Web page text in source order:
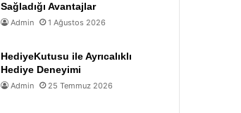
Sağladığı Avantajlar
Admin 1 Ağustos 2026
HediyeKutusu ile Ayrıcalıklı
Hediye Deneyimi
Admin 25 Temmuz 2026